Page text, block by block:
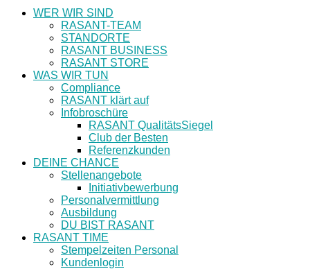
WER WIR SIND
RASANT-TEAM
STANDORTE
RASANT BUSINESS
RASANT STORE
WAS WIR TUN
Compliance
RASANT klärt auf
Infobroschüre
RASANT QualitätsSiegel
Club der Besten
Referenzkunden
DEINE CHANCE
Stellenangebote
Initiativbewerbung
Personalvermittlung
Ausbildung
DU BIST RASANT
RASANT TIME
Stempelzeiten Personal
Kundenlogin